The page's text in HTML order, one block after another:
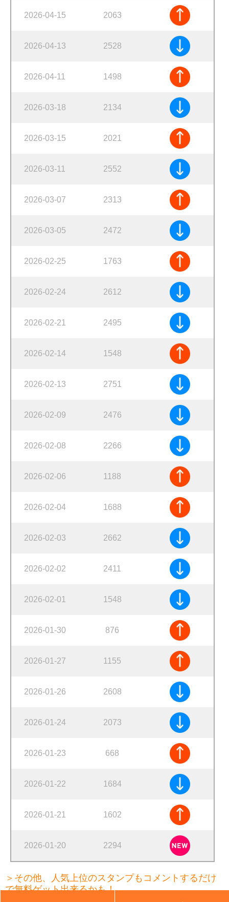
2026-04-15 2063
2026-04-13 2528
2026-04-11 1498
2026-03-18 2134
2026-03-15 2021
2026-03-11 2552
2026-03-07 2313
2026-03-05 2472
2026-02-25 1763
2026-02-24 2612
2026-02-21 2495
2026-02-14 1548
2026-02-13 2751
2026-02-09 2476
2026-02-08 2266
2026-02-06 1188
2026-02-04 1688
2026-02-03 2662
2026-02-02 2411
2026-02-01 1548
2026-01-30 876
2026-01-27 1155
2026-01-26 2608
2026-01-24 2073
2026-01-23 668
2026-01-22 1684
2026-01-21 1602
2026-01-20 2294
＞その他、人気上位のスタンプもコメントするだけ
で無料ゲット出来るかも！